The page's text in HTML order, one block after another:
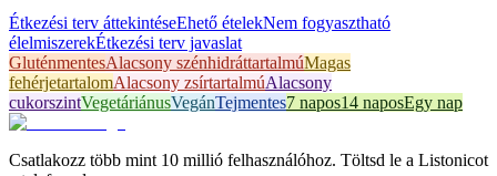
Étkezési terv áttekintéseEhető ételekNem fogyasztható
élelmiszerekÉtkezési terv javaslat
GluténmentesAlacsony szénhidráttartalmúMagas
fehérjetartalomAlacsony zsírtartalmúAlacsony
cukorszintVegetáriánusVegánTejmentes7 napos14 naposEgy nap
Csatlakozz több mint 10 millió felhasználóhoz. Töltsd le a Listonicot